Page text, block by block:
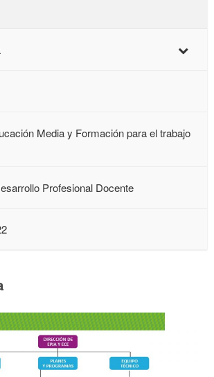
Media y Formación para el trabajo
Profesional Docente